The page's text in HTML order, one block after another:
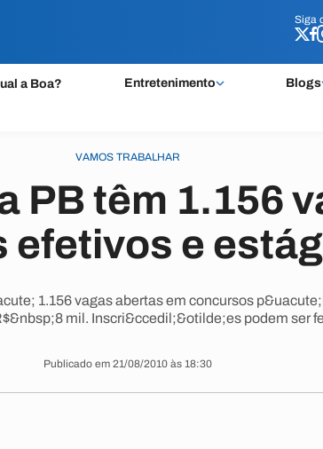
Siga
a Boa? Entretenimento Blogs
Siga
VAMOS TRABALHAR
PB têm 1.156
efetivos e
1.156 vagas abertas em concursos
mil. Inscri&ccedil;&otilde;es podem ser
Publicado em 21/08/2010 às 18:30